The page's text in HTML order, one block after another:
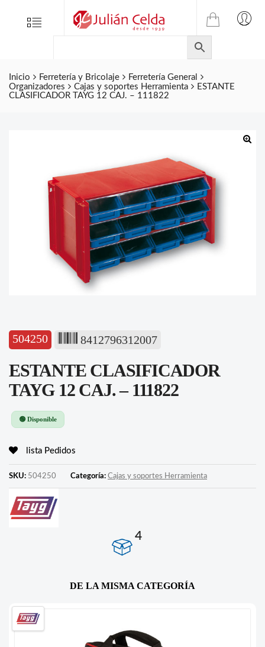
Menu
TIENDA
ONLINE
DE
JULIAN
CELDA
Inicio Ferretería y Bricolaje
Ferretería General
Organizadores
Cajas y soportes Herramienta
ESTANTE
CLASIFICADOR TAYG 12 CAJ. – 111822
504250 8412796312007
ESTANTE CLASIFICADOR
TAYG 12 CAJ. – 111822
🟢 Disponible
lista Pedidos
SKU: 504250 Categoría: Cajas y soportes Herramienta
4
DE LA MISMA CATEGORÍA
Folletos
Contacto